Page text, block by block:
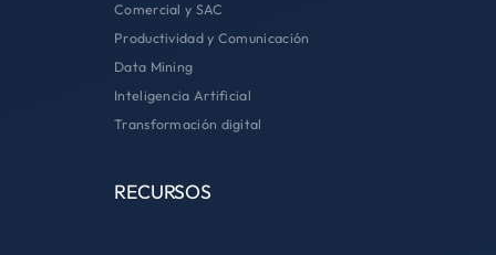
Comercial y SAC
Productividad y Comunicación
Data Mining
Inteligencia Artificial
Transformación digital
RECURSOS